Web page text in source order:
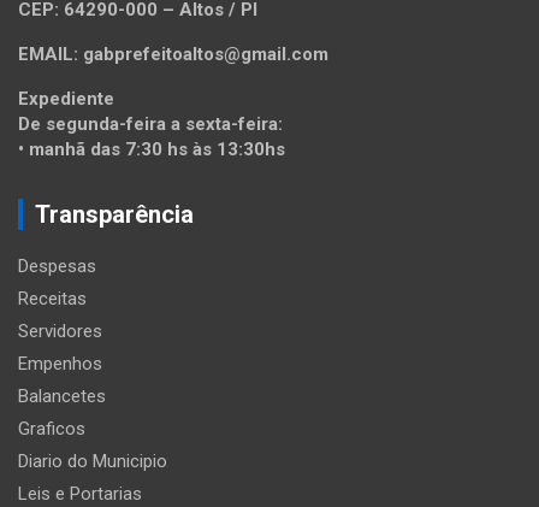
CEP: 64290-000 – Altos / PI
EMAIL: gabprefeitoaltos@gmail.com
Expediente
De segunda-feira a sexta-feira:
• manhã das 7:30 hs às 13:30hs
Transparência
Despesas
Receitas
Servidores
Empenhos
Balancetes
Graficos
Diario do Municipio
Leis e Portarias